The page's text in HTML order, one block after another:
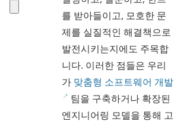
를 받아들이고, 모호한 문
제를 실질적인 해결책으로
발전시키는지에도 주목합
니다. 이러한 점들은 우리
가 맞춤형 소프트웨어 개발
팀을 구축하거나 확장된
엔지니어링 모델을 통해 고